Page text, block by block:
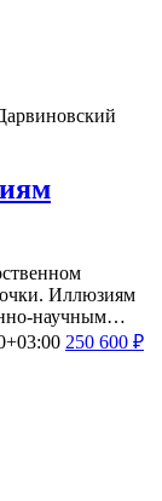
Иллюзиям
научным…
250 600 ₽